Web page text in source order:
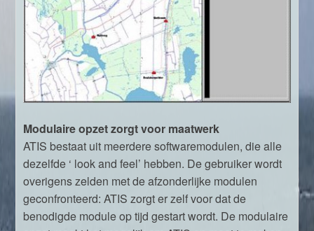
Modulaire opzet zorgt voor maatwerk
ATIS bestaat uit meerdere softwaremodulen, die alle
dezelfde ‘ look and feel’ hebben. De gebruiker wordt
overigens zelden met de afzonderlijke modulen
geconfronteerd: ATIS zorgt er zelf voor dat de
benodigde module op tijd gestart wordt. De modulaire